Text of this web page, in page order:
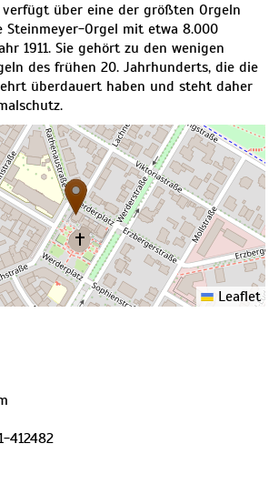
verfügt über eine der größten Orgeln
Steinmeyer-Orgel mit etwa 8.000
1911. Sie gehört zu den wenigen
des frühen 20. Jahrhunderts, die die
überdauert haben und steht daher
Leaflet
412482